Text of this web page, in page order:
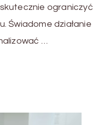
ograniczyć
Świadome działanie
…